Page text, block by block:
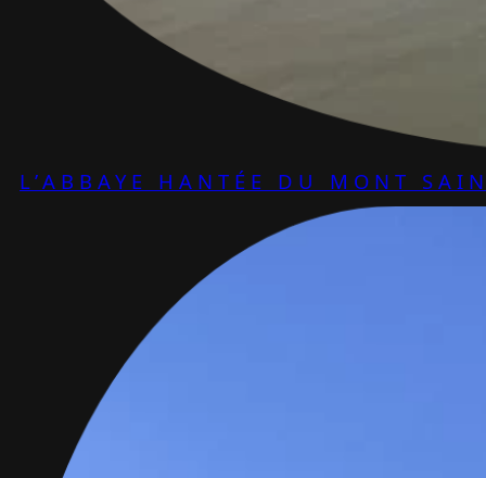
L’ABBAYE HANTÉE DU MONT